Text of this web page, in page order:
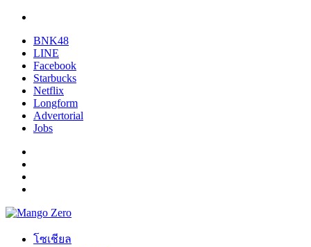
BNK48
LINE
Facebook
Starbucks
Netflix
Longform
Advertorial
Jobs
โซเชียล